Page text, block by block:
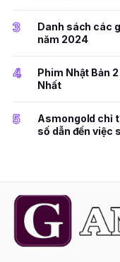
3
Danh sách các
năm 2024
4
Phim Nhật Bản
Nhất
5
Asmongold chỉ
số dẫn đến việc